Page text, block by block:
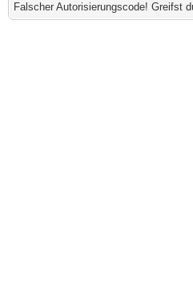
Falscher Autorisierungscode! Greifst